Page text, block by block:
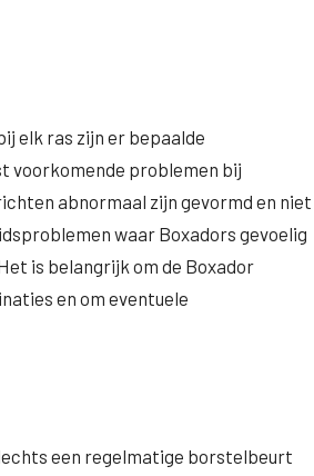
elk ras zijn er bepaalde
voorkomende problemen bij
abnormaal zijn gevormd en niet
waar Boxadors gevoelig
is belangrijk om de Boxador
en om eventuele
een regelmatige borstelbeurt